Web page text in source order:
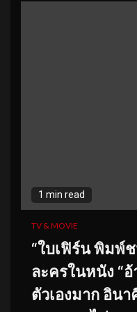
1 min read
TV & MOVIE
“ใบเฟิร์น พิมพ์
ละครในหนัง “
ตัวเองมาก อิน